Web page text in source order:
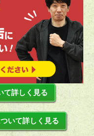
て詳しく見る
いて詳しく見る